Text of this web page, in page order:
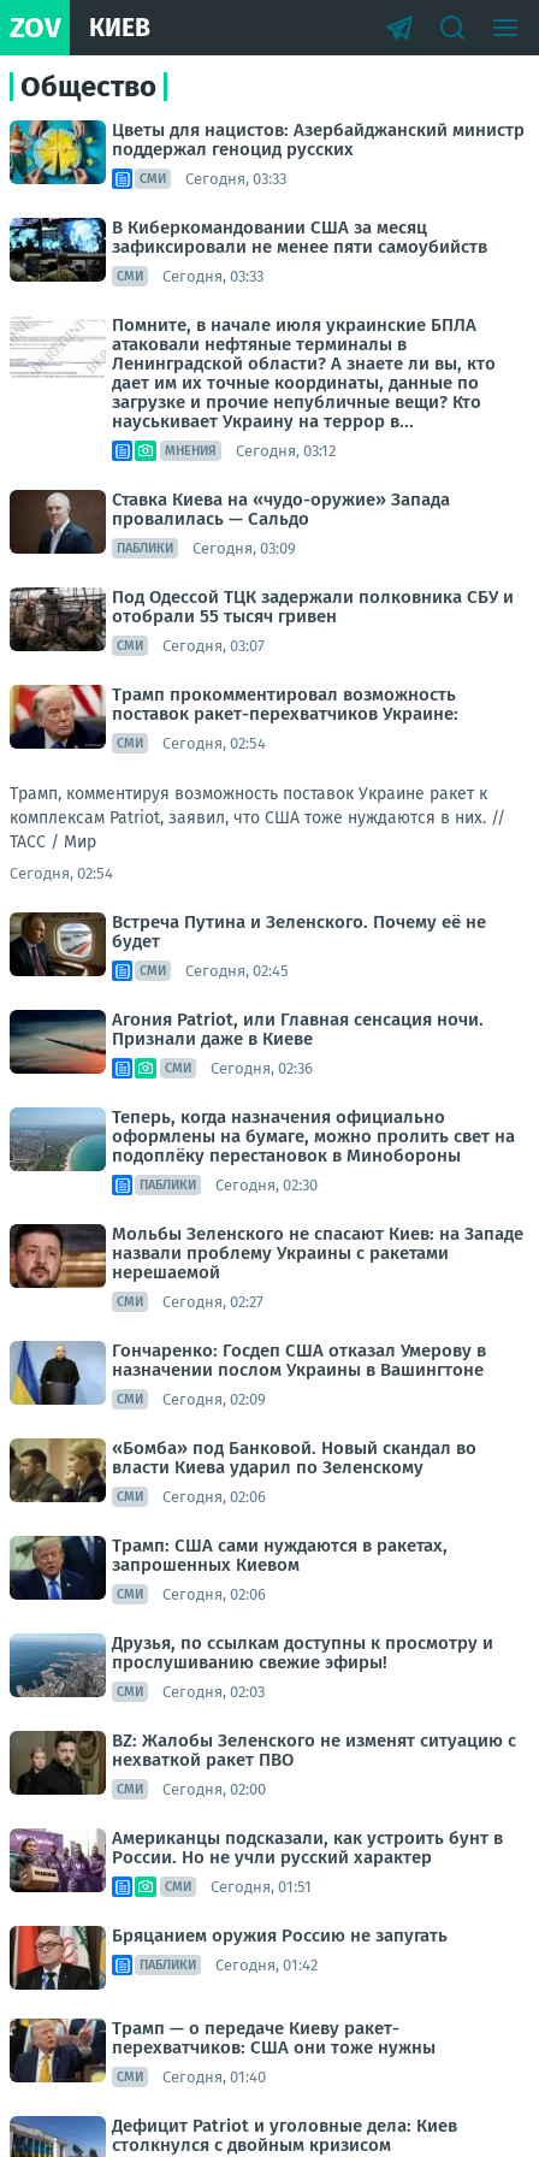
ZOV КИЕВ
Общество
Цветы для нацистов: Азербайджанский министр
поддержал геноцид русских
СМИ Сегодня, 03:33
В Киберкомандовании США за месяц
зафиксировали не менее пяти самоубийств
СМИ Сегодня, 03:33
Помните, в начале июля украинские БПЛА
атаковали нефтяные терминалы в
Ленинградской области? А знаете ли вы, кто
дает им их точные координаты, данные по
загрузке и прочие непубличные вещи? Кто
науськивает Украину на террор в...
МНЕНИЯ Сегодня, 03:12
Ставка Киева на «чудо-оружие» Запада
провалилась — Сальдо
ПАБЛИКИ Сегодня, 03:09
Под Одессой ТЦК задержали полковника СБУ и
отобрали 55 тысяч гривен
СМИ Сегодня, 03:07
Трамп прокомментировал возможность
поставок ракет-перехватчиков Украине:
СМИ Сегодня, 02:54
Трамп, комментируя возможность поставок Украине ракет к
комплексам Patriot, заявил, что США тоже нуждаются в них. //
ТАСС / Мир
Сегодня, 02:54
Встреча Путина и Зеленского. Почему её не
будет
СМИ Сегодня, 02:45
Агония Patriot, или Главная сенсация ночи.
Признали даже в Киеве
СМИ Сегодня, 02:36
Теперь, когда назначения официально
оформлены на бумаге, можно пролить свет на
подоплёку перестановок в Минобороны
ПАБЛИКИ Сегодня, 02:30
Мольбы Зеленского не спасают Киев: на Западе
назвали проблему Украины с ракетами
нерешаемой
СМИ Сегодня, 02:27
Гончаренко: Госдеп США отказал Умерову в
назначении послом Украины в Вашингтоне
СМИ Сегодня, 02:09
«Бомба» под Банковой. Новый скандал во
власти Киева ударил по Зеленскому
СМИ Сегодня, 02:06
Трамп: США сами нуждаются в ракетах,
запрошенных Киевом
СМИ Сегодня, 02:06
Друзья, по ссылкам доступны к просмотру и
прослушиванию свежие эфиры!
СМИ Сегодня, 02:03
BZ: Жалобы Зеленского не изменят ситуацию с
нехваткой ракет ПВО
СМИ Сегодня, 02:00
Американцы подсказали, как устроить бунт в
России. Но не учли русский характер
СМИ Сегодня, 01:51
Бряцанием оружия Россию не запугать
ПАБЛИКИ Сегодня, 01:42
Трамп — о передаче Киеву ракет-
перехватчиков: США они тоже нужны
СМИ Сегодня, 01:40
Дефицит Patriot и уголовные дела: Киев
столкнулся с двойным кризисом